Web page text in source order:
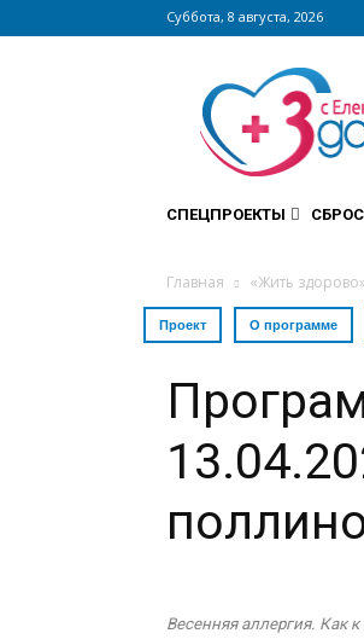
Суббота, 8 августа, 2026
Сайт
zdorovieinfo.ru
крупнейший
медицинский
интернет-
СПЕЦПРОЕКТЫ
Главная «Жить здорово»
Проект О программе
Весенняя аллергия. Как